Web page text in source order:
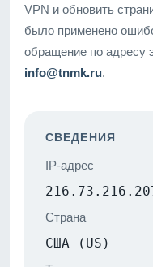
VPN и обновить
было применено
обращение по адресу
info@tnmk.ru.
СВЕДЕНИЯ
IP-адрес
Страна
США (US)